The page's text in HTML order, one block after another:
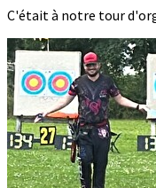
C'était à notre tour